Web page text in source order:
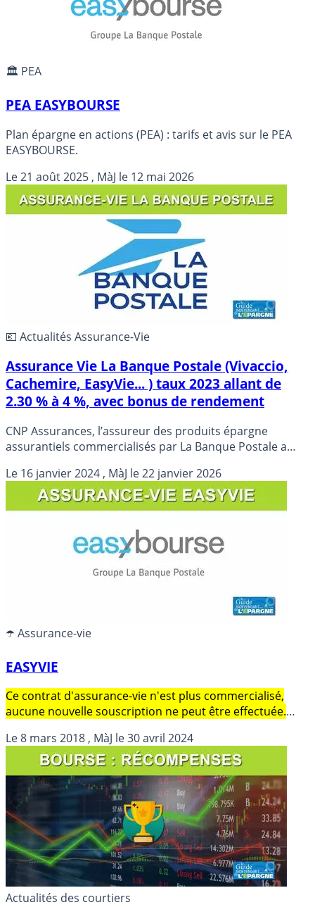
🏛️ PEA
PEA EASYBOURSE
Plan épargne en actions (PEA) : tarifs et avis sur le PEA
EASYBOURSE.
Le21 août 2025 , MàJ le 12 mai 2026
💶 Actualités Assurance-Vie
Assurance Vie La Banque Postale (Vivaccio,
Cachemire, EasyVie... ) taux 2023 allant de
2.30 % à 4 %, avec bonus de rendement
CNP Assurances, l’assureur des produits épargne
assurantiels commercialisés par La Banque Postale a
Le 16 janvier 2024 , MàJ le22 janvier 2026
☂️ Assurance-vie
EASYVIE
Ce contrat d'assurance-vie n'est plus commercialisé,
aucune nouvelle souscription ne peut être effectuée.
ASSURANCES, distribué par EASYBOURSE. Rendement
publié du fonds en euros en 2023 de 2.400% (Soit 1.987%
NET des prélèvements sociaux et des frais de gestion).
Le8 mars 2018 , MàJ le30 avril 2024
Actualités des courtiers